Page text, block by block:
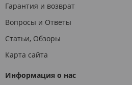
Гарантия и возврат
Вопросы и Ответы
Статьи, Обзоры
Карта сайта
Информация о нас